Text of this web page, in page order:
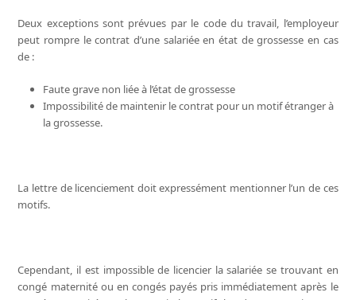
Deux exceptions sont prévues par le code du travail, l’employeur
peut rompre le contrat d’une salariée en état de grossesse en cas
de :
Faute grave non liée à l’état de grossesse
Impossibilité de maintenir le contrat pour un motif étranger à
la grossesse.
La lettre de licenciement doit expressément mentionner l’un de ces
motifs.
Cependant, il est impossible de licencier la salariée se trouvant en
congé maternité ou en congés payés pris immédiatement après le